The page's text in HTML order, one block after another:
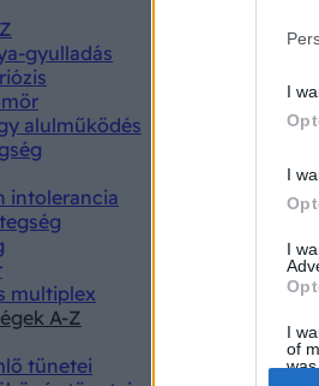
I
I
I
I
of
gyulladás
alulműködés
intolerancia
multiplex
A-Z
tünetei